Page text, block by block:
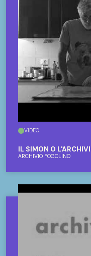
VIDEO
IL SIMON O
ARCHIVIO FOGOLINO